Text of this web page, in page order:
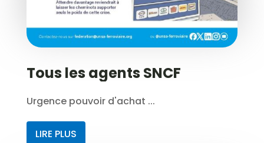
Tous les agents SNCF
Urgence pouvoir d'achat ...
LIRE PLUS